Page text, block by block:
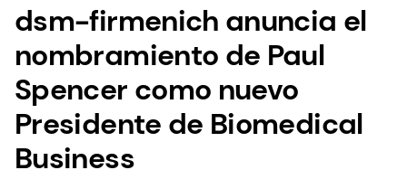
dsm-firmenich anuncia el
nombramiento de Paul
Spencer como nuevo
Presidente de Biomedical
Business